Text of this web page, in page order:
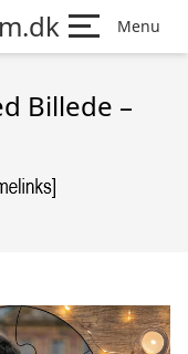
Menu
Billede –